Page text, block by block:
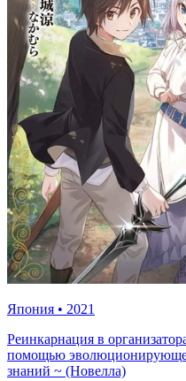
Япония • 2021
Реинкарнация в
помощью
знаний ~ (Новелла)